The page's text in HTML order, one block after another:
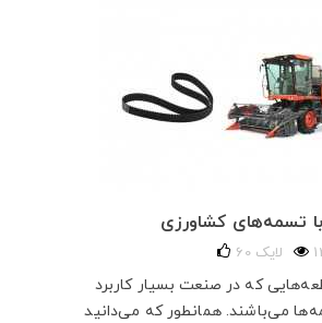
تسمه‌های کشاورزی
60 لایک
که در صنعت بسیار کاربرد
می‌باشند. همانطور که می‌دانید